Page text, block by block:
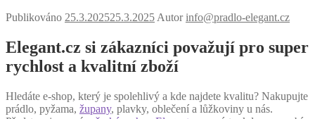
Publikováno 25.3.202525.3.2025 Autorinfo@pradlo-elegant.cz
Elegant.cz si zákazníci považují pro super
rychlost a kvalitní zboží
Hledáte e-shop, který je spolehlivý a kde najdete kvalitu? Nakupujte
prádlo, pyžama, župany, plavky, oblečení a lůžkoviny u nás.